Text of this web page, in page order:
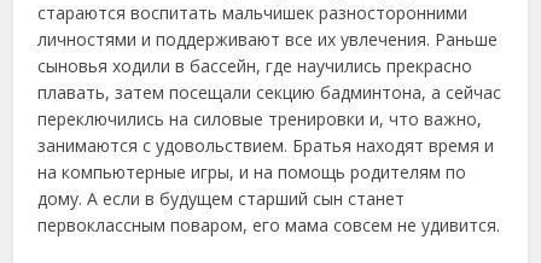
стараются воспитать мальчишек разносторонними
личностями и поддерживают все их увлечения. Раньше
сыновья ходили в бассейн, где научились прекрасно
плавать, затем посещали секцию бадминтона, а сейчас
переключились на силовые тренировки и, что важно,
занимаются с удовольствием. Братья находят время и
на компьютерные игры, и на помощь родителям по
дому. А если в будущем старший сын станет
первоклассным поваром, его мама совсем не удивится.